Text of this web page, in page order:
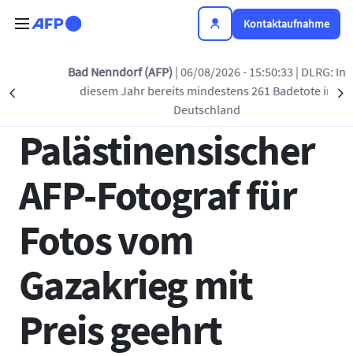
Kontaktaufnahme
Bad Nenndorf (AFP) | 06/08/2026 - 15:50:33| DLRG: In
diesem Jahr bereits mindestens 261 Badetote in
Deutschland
Zurück zur Liste
Palästinensischer
AFP-Fotograf für
Fotos vom
Gazakrieg mit
Preis geehrt